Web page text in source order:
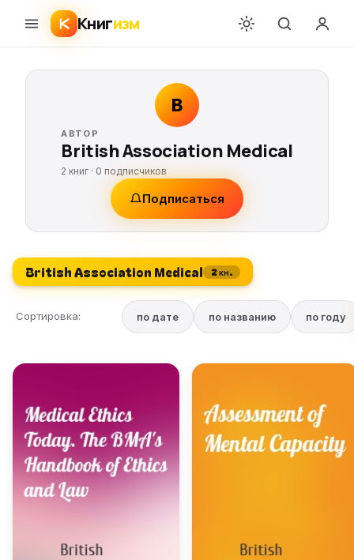
Книгизм
B
АВТОР
British Association Medical
2 книг · 0 подписчиков
Подписаться
British Association Medical 2 кн.
Сортировка: по дате по названию по году